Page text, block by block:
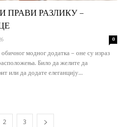
ПРАВИ РАЗЛИКУ –
0
модног додатка – оне су израз
Било да желите да
или да додате елеганцију...
2 3